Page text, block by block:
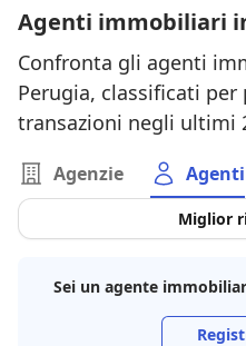
Agenti immobiliari
Confronta gli agenti
Perugia, classificati
transazioni negli ultimi
Agenzie Agenti
Miglior
Sei un agente